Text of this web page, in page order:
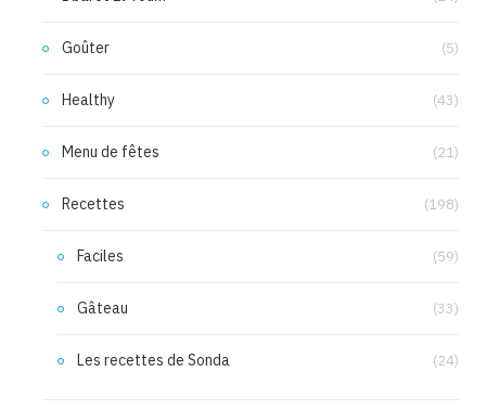
Goûter (5)
Healthy (43)
Menu de fêtes (21)
Recettes (198)
Faciles (59)
Gâteau (33)
Les recettes de Sonda (24)